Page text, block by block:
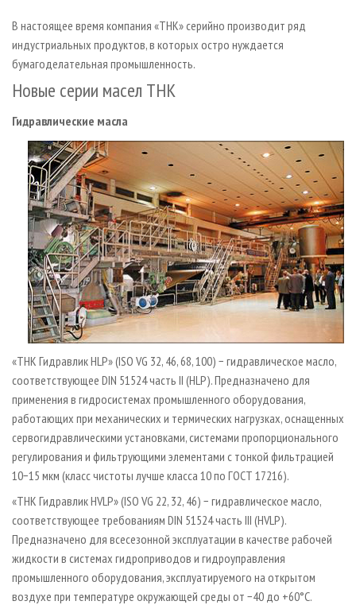
В настоящее время компания «ТНК» серийно производит ряд
индустриальных продуктов, в которых остро нуждается
бумагоделательная промышленность.
Новые серии масел ТНК
Гидравлические масла
«ТНК Гидравлик HLP» (ISO VG 32, 46, 68, 100) − гидравлическое масло,
соответствующее DIN 51524 часть II (HLP). Предназначено для
применения в гидросистемах промышленного оборудования,
работающих при механических и термических нагрузках, оснащенных
сервогидравлическими установками, системами пропорционального
регулирования и фильтрующими элементами с тонкой фильтрацией
10−15 мкм (класс чистоты лучше класса 10 по ГОСТ 17216).
«ТНК Гидравлик HVLP» (ISO VG 22, 32, 46) − гидравлическое масло,
соответствующее требованиям DIN 51524 часть III (HVLP).
Предназначено для всесезонной эксплуатации в качестве рабочей
жидкости в системах гидроприводов и гидроуправления
промышленного оборудования, эксплуатируемого на открытом
воздухе при температуре окружающей среды от −40 до +60°С.